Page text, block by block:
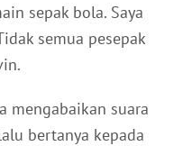
sepak bola. Saya
semua pesepak
mengabaikan suara
bertanya kepada